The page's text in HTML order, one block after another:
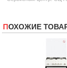
ПОХОЖИЕ